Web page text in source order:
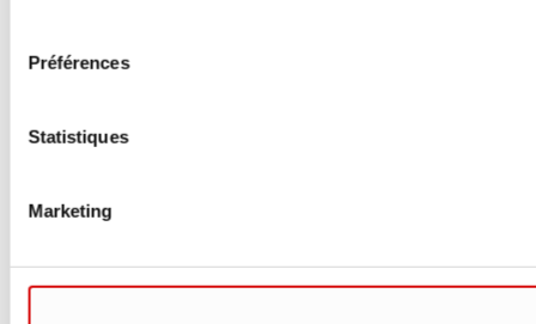
Préférences
Statistiques
Marketing